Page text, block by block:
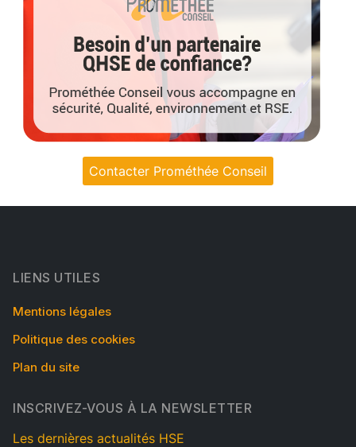
Contacter Prométhée Conseil
LIENS UTILES
Mentions légales
Politique des cookies
Plan du site
INSCRIVEZ-VOUS À LA NEWSLETTER
Les dernières actualités HSE